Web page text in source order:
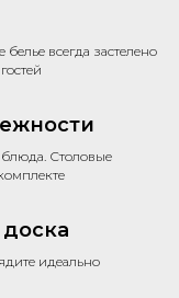
всегда застелено
Столовые
идеально